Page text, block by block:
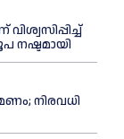
നഷ്ടമായി
നിരവധി